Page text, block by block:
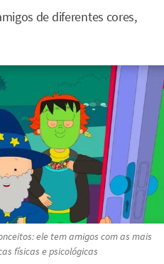
de diferentes cores,
ele tem amigos com as mais
físicas e psicológicas